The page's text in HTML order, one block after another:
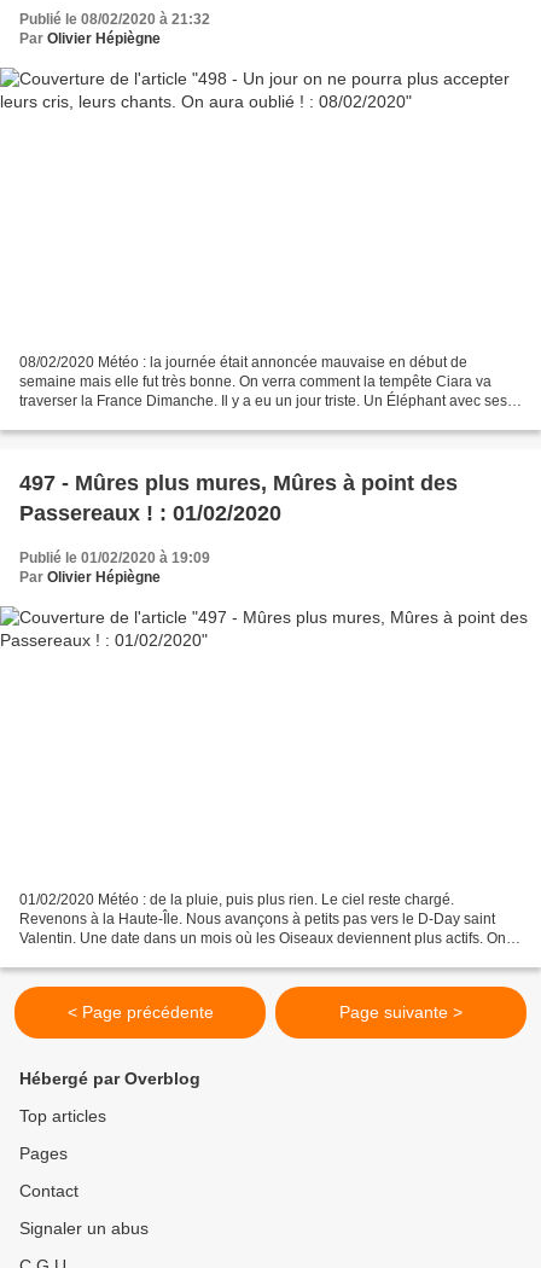
Publié le 08/02/2020 à 21:32
Par Olivier Hépiègne
08/02/2020 Météo : la journée était annoncée mauvaise en début de
semaine mais elle fut très bonne. On verra comment la tempête Ciara va
traverser la France Dimanche. Il y a eu un jour triste. Un Éléphant avec ses
497 - Mûres plus mures, Mûres à point des
Passereaux ! : 01/02/2020
Publié le 01/02/2020 à 19:09
Par Olivier Hépiègne
01/02/2020 Météo : de la pluie, puis plus rien. Le ciel reste chargé.
Revenons à la Haute-Île. Nous avançons à petits pas vers le D-Day saint
Valentin. Une date dans un mois où les Oiseaux deviennent plus actifs. On
< Page précédente Page suivante >
Hébergé par Overblog
Top articles
Pages
Contact
Signaler un abus